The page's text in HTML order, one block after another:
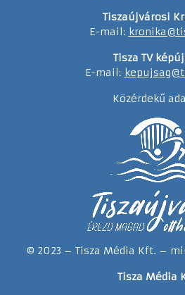
Tiszaújvárosi
E-mail:
Tisza TV
E-mail:
Közérdekű
© 2023 – Tisza Média Kft. –
Tisza Média